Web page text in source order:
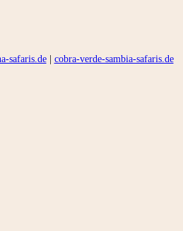
safaris.de| cobra-verde-sambia-safaris.de